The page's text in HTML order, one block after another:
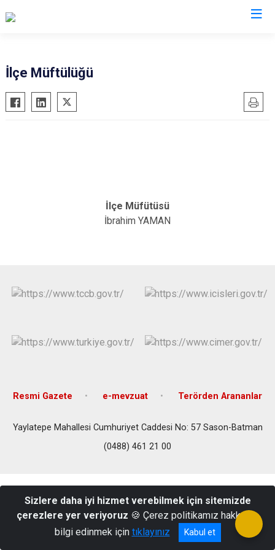
Beşiri
Gercüş
İlçe Müftülüğü
İlçe Müfütüsü
İbrahim YAMAN
Resmi Gazete e-mevzuat Terörden Arananlar
Yaylatepe Mahallesi Cumhuriyet Caddesi No: 57 Sason-Batman
(0488) 461 21 00
Sizlere daha iyi hizmet verebilmek için sitemizde
çerezlere yer veriyoruz 🍪 Çerez politikamız hakkında
bilgi edinmek için tıklayınız Kabul et